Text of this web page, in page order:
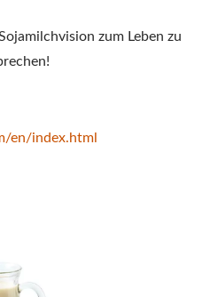
zum Leben zu
en/index.html